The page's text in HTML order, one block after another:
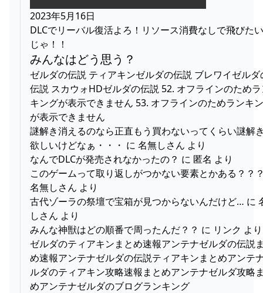
2023年5月16日
DLCでリーバル復活よろ！リソース消費なしで飛びた
じゃ！！
みんなはどう思う？
ゼルダの伝説 ティアキンゼルダの伝説 ブレワイゼルダ
伝説 スカウォHDゼルダの伝説 52. オフラインのため
キングが表示できません 53. オフラインのためランキ
が表示できません
謎解き消えるのなら正直もう買わないってくらい謎解
欲しいけどなぁ・・・ に 名無しさん より
なんでDLCが発売されなかったの？ に 匿名 より
このゲームって取り返しがつかない要素とかある？？
名無しさん より
古代ゾーラの祭壇で宝箱が見つからないんだけど… に
しさん より
みんな神獣はどの順番で周ったんだ？？ に リンク より
ゼルダのティアキンまとめ速報アンテナゼルダの伝説
め速報アンテナゼルダの伝説ティアキンまとめアンテ
ルダのティアキン攻略速報まとめアンテナゼルダ攻略
めアンテナゼルダのブログランキング